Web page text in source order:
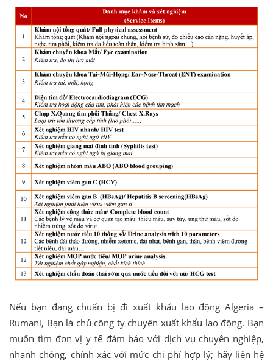
Nếu bạn đang chuẩn bị đi xuất khẩu lao động Algeria –
Rumani, Bạn là chủ công ty chuyên xuất khẩu lao động. Bạn
muốn tìm đơn vị y tế đảm bảo với dịch vụ chuyên nghiệp,
nhanh chóng, chính xác với mức chi phí hợp lý; hãy liên hệ